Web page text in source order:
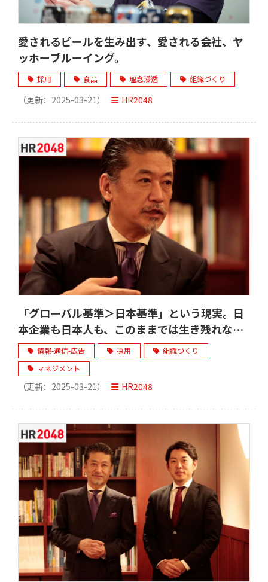
愛されるビールを生み出す、愛される会社、ヤ
ッホーブルーイング。
採用 食品 理念浸透 組織づくり
（更新： 2025-03-21） HR2048
「グローバル基準＞日本基準」という現実。日
本企業も日本人も、このままでは生き残れな
い。情報-通信-広告 採用
組織づくり
マネジメント
（更新： 2025-03-21） HR2048